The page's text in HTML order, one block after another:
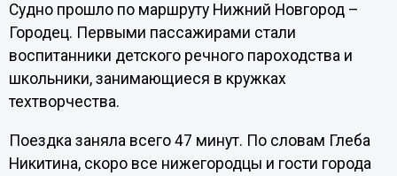
Судно прошло по маршруту Нижний Новгород –
Городец. Первыми пассажирами стали
воспитанники детского речного пароходства и
школьники, занимающиеся в кружках
техтворчества.
Поездка заняла всего 47 минут. По словам Глеба
Никитина, скоро все нижегородцы и гости города